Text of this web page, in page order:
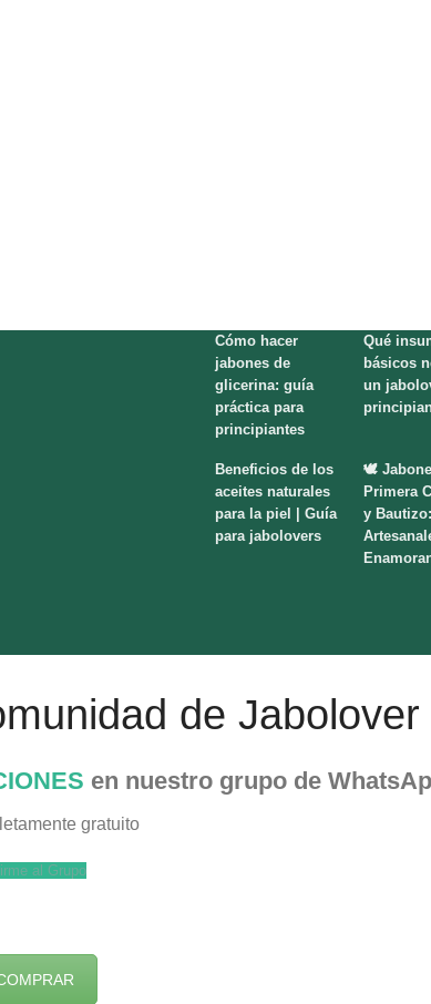
Cómo hacer
jabones de
glicerina: guía
práctica para
principiantes
Qué
básicos
un
Beneficios de los
aceites naturales
para la piel | Guía
para jabolovers
🕊️
Primera
y
de Jabolover
en nuestro grupo de
gratuito
al Grupo